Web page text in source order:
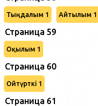
Тыңдалым 1 Айтылым 1
Страница 59
Оқылым 1
Страница 60
Ойтүрткі 1
Страница 61